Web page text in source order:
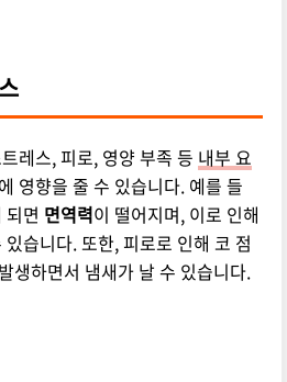
레스, 피로, 영양 부족 등 내부 요
영향을 줄 수 있습니다. 예를 들
되면 면역력이 떨어지며, 이로 인해
습니다. 또한, 피로로 인해 코 점
생하면서 냄새가 날 수 있습니다.